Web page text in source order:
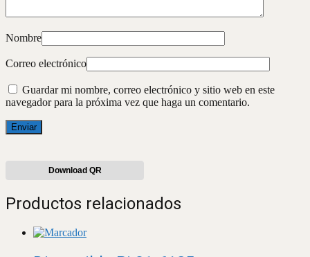
Nombre
Correo electrónico
Guardar mi nombre, correo electrónico y sitio web en este
navegador para la próxima vez que haga un comentario.
Download QR
Productos relacionados